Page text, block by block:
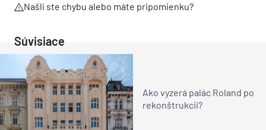
Našli ste chybu alebo máte pripomienku?
Súvisiace
Ako vyzerá palác Roland po
rekonštrukcii?